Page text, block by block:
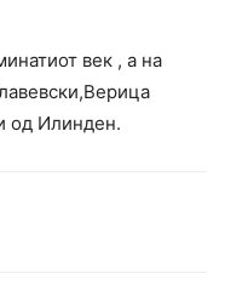
век , а на
од Илинден.